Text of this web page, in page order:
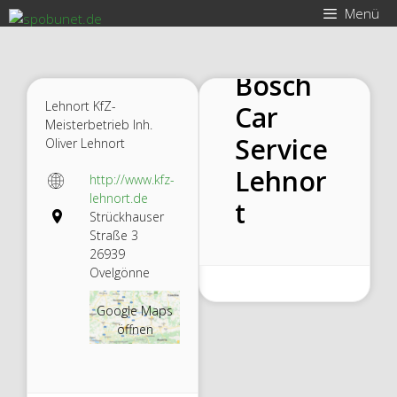
Zum
Inhalt
Menü
Lehnort KfZ-
Meisterbetrieb Inh.
Oliver Lehnort
http://www.kfz-
lehnort.de
Strückhauser
Straße 3
26939
Ovelgönne
Google Maps
öffnen
Bosch
Car
Service
Lehnor
t